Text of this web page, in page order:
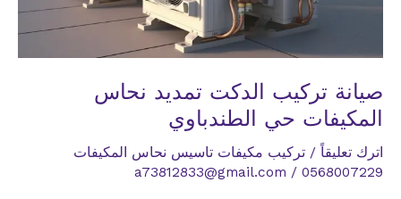
صيانة تركيب الدكت تمديد نحاس
المكيفات حي الطندباوي
اترك تعليقاً / تركيب مكيفات تاسيس نحاس المكيفات
0568007229
/
a73812833@gmail.com